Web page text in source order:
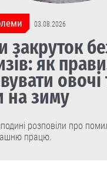
03.08.2026
закруток
як
овочі
на зиму
розповіли про
працю.